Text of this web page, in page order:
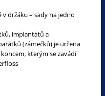
držáku – sady na jedno
implantátů a
(zámečků) je určena
kterým se zavádí